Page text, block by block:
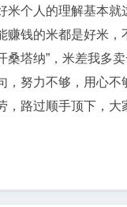
个人的理解基本就
赚钱的米都是好米
桑塔纳”，米差我多
，努力不够，用心不
，路过顺手顶下，大